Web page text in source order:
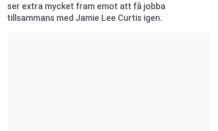
ser extra mycket fram emot att få jobba
tillsammans med Jamie Lee Curtis igen.